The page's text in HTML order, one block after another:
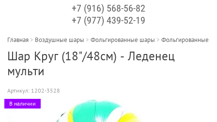
+7 (916) 568-56-82
+7 (977) 439-52-19
Главная > Воздушные шары > Фольгированные шары > Фольгированные
Шар Круг (18"/48см) - Леденец
мульти
Артикул: 1202-3528
В наличии